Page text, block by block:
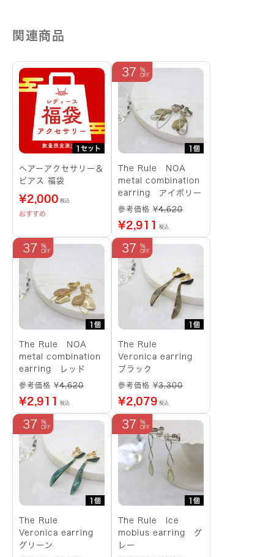
関連商品
1セット
へアーアクセサリー＆
ピアス 福袋
¥2,000 税込
おすすめ
1個
37
The Rule NOA
metal combination
earring アイボリー
参考価格 ¥4,620
¥2,911 税込
1個
37
The Rule NOA
metal combination
earring レッド
参考価格 ¥4,620
¥2,911 税込
1個
37
The Rule
Veronica earring
ブラック
参考価格 ¥3,300
¥2,079 税込
1個
37
The Rule
Veronica earring
グリーン
1個
37
The Rule Ice
mobius earring グ
レー